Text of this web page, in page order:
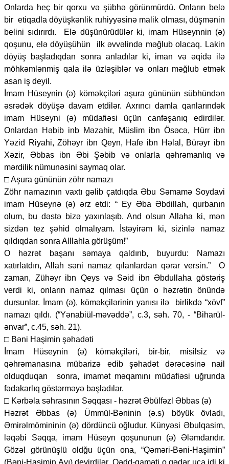
Onlarda heç bir qorxu və şübhə görünmürdü. Onların belə
bir etiqadla döyüşkənlik ruhiyyəsinə malik olması, düşmənin
belini sıdırırdı. Elə düşünürüdülər ki, imam Hüseynnin (ə)
qoşunu, elə döyüşühün ilk əvvəlində məğlub olacaq. Lakin
döyüş başladıqdan sonra anladılar ki, iman və əqidə ilə
möhkəmlənmiş qala ilə üzləşiblər və onları məğlub etmək
asan iş deyil.
İmam Hüseynin (ə) köməkçiləri aşura gününün sübhündən
əsrədək döyüşə davam etdilər. Axrıncı damla qanlarındək
imam Hüseyni (ə) müdafiəsi üçün canfəşanıq edirdilər.
Onlardan Həbib inb Məzahir, Müslim ibn Ösəcə, Hürr ibn
Yəzid Riyahi, Zöhəyr ibn Qeyn, Hafe ibn Həlal, Bürəyr ibn
Xəzir, Əbbas ibn Əbi Şəbib və onlarla qəhrəmanlıq və
mərdilik nümunəsini saymaq olar.
□ Aşura gününün zöhr namazı
Zöhr namazının vaxtı gəlib çatdıqda Əbu Səmamə Soydavi
imam Hüseynə (ə) ərz etdi: “ Ey Əba Əbdillah, qurbanın
olum, bu dəstə bizə yaxınlaşıb. And olsun Allaha ki, mən
sizdən tez şəhid olmalıyam. İstəyirəm ki, sizinlə namaz
qıldıqdan sonra Alllahla görüşüm!”
O həzrət başanı səmaya qaldırıb, buyurdu: Namazı
xatırlatdın, Allah səni namaz qılanlardan qərar versin.” O
zaman, Zühəyr ibn Qeys və Səid ibn Əbdullaha göstəriş
verdi ki, onların namaz qılması üçün o həzrətin önündə
dursunlar. İmam (ə), köməkçilərinin yarıısı ilə birlikdə “xövf”
namazı qıldı. (“Yənabiül-məvəddə”, c.3, səh. 70, - “Biharül-
ənvar”, c.45, səh. 21).
□ Bəni Haşimin şəhadəti
İmam Hüseynin (ə) köməkçiləri, bir-bir, misilsiz və
qəhrəmanasına mübarizə edib şəhadət dərəcəsinə nail
olduqduqan sonra, imamət məqamını müdafiəsi uğrunda
fədakarlıq göstərməyə başladılar.
□ Kərbəla səhrasının Səqqası - həzrət Əbülfəzl Əbbas (ə)
Həzrət Əbbas (ə) Ümmül-Bəninin (ə.s) böyük övladı,
Əmirəlmömininin (ə) dördüncü oğludur. Künyəsi Əbulqasim,
ləqəbi Səqqa, imam Hüseyn qoşununun (ə) Ələmdarıdır.
Gözəl görünüşlü oldğu üçün ona, “Qəməri-Bəni-Haşimin”
(Bəni-Haşimin Ayı) deyirdilər. Qədd-qaməti o qədər uca idi ki